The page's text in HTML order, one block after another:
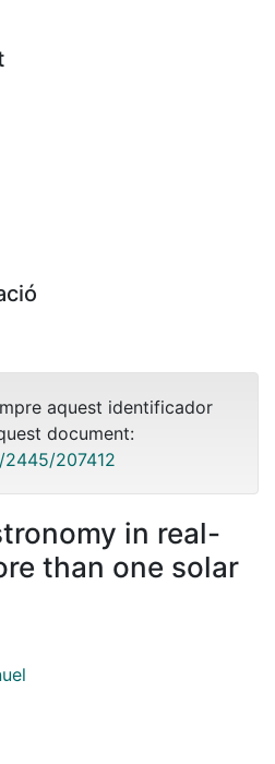
aquest identificador
document:
207412
in real-
than one solar